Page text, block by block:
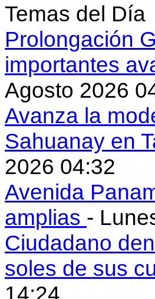
Temas del Día
Prolongación
importantes
Agosto 2026
Avanza la
Sahuanay en
2026 04:32
Avenida
amplias -
Ciudadano
soles de sus
14:24